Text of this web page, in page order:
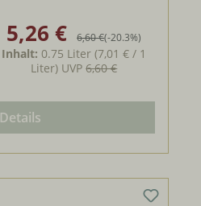
Verkaufspreis:
5,26 € Regulärer Preis:
6,60 €(-20.3%)
Inhalt: 0.75 Liter(7,01 € / 1
Liter) UVP6,60 €
Details